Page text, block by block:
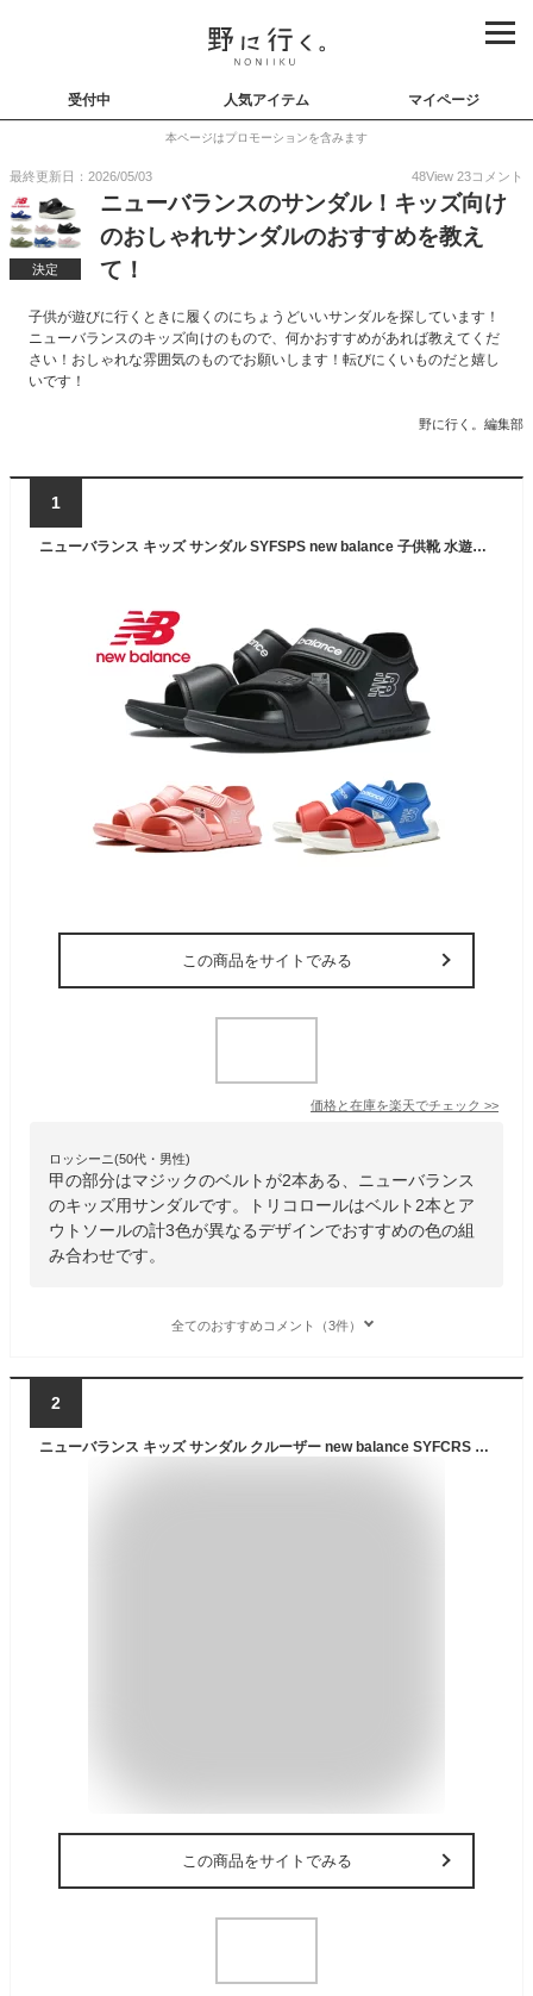
受付中 人気アイテム マイページ
本ページはプロモーションを含みます
最終更新日：2026/05/03 48View 23コメント
決定
ニューバランスのサンダル！キッズ向け
のおしゃれサンダルのおすすめを教え
て！
子供が遊びに行くときに履くのにちょうどいいサンダルを探しています！
ニューバランスのキッズ向けのもので、何かおすすめがあれば教えてくだ
さい！おしゃれな雰囲気のものでお願いします！転びにくいものだと嬉し
いです！
野に行く。編集部
1
ニューバランス キッズ サンダル SYFSPS new balance 子供靴 水遊び 川遊び 海 ブラック ブルー レッド ピンク レッド NB
この商品をサイトでみる
価格と在庫を楽天でチェック >>
ロッシーニ(50代・男性)
甲の部分はマジックのベルトが2本ある、ニューバランス
のキッズ用サンダルです。トリコロールはベルト2本とア
ウトソールの計3色が異なるデザインでおすすめの色の組
み合わせです。
全てのおすすめコメント（3件）
2
ニューバランス キッズ サンダル クルーザー new balance SYFCRS 子供靴 水遊び 川遊び 海 ブラック ブルー パープル NB
この商品をサイトでみる